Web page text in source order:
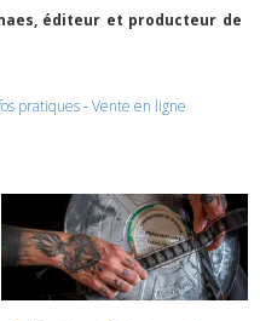
éditeur et producteur de
pratiques-Vente en ligne